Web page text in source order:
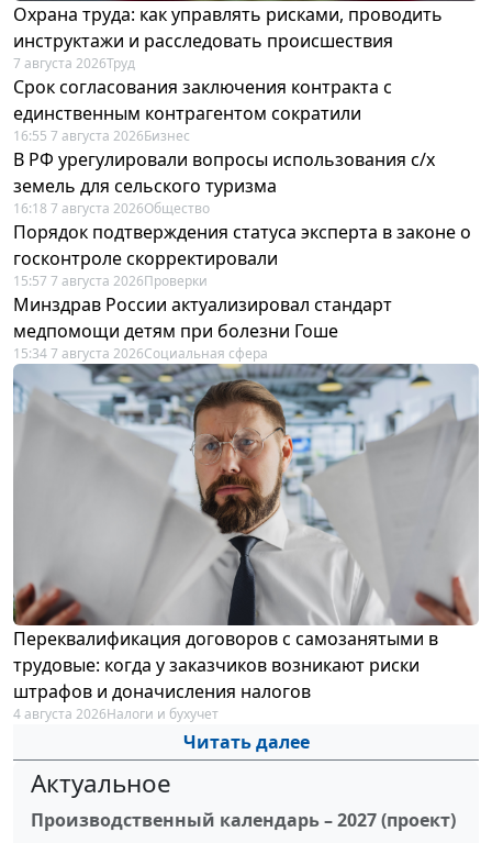
Охрана труда: как управлять рисками, проводить
инструктажи и расследовать происшествия
7 августа 2026Труд
Срок согласования заключения контракта с
единственным контрагентом сократили
16:55 7 августа 2026Бизнес
В РФ урегулировали вопросы использования с/х
земель для сельского туризма
16:18 7 августа 2026Общество
Порядок подтверждения статуса эксперта в законе о
госконтроле скорректировали
15:57 7 августа 2026Проверки
Минздрав России актуализировал стандарт
медпомощи детям при болезни Гоше
15:34 7 августа 2026Социальная сфера
Переквалификация договоров с самозанятыми в
трудовые: когда у заказчиков возникают риски
штрафов и доначисления налогов
4 августа 2026Налоги и бухучет
Читать далее
Актуальное
Производственный календарь – 2027 (проект)